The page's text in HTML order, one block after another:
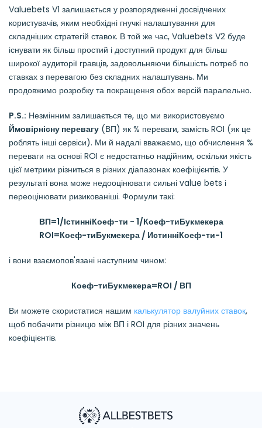
Valuebets V1 залишається у розпорядженні досвідчених
користувачів, яким необхідні гнучкі налаштування для
складніших стратегій ставок. В той же час, Valuebets V2 буде
існувати як більш простий і доступний продукт для більш
широкої аудиторії гравців, задовольняючи більшість потреб по
ставках з перевагою без складних налаштувань. Ми
продовжимо розробку та покращення обох версій паралельно.
P.S.: Незмінним залишається те, що ми використовуємо
Ймовірнісну перевагу (ВП) як % переваги, замість ROI (як це
роблять інші сервіси). Ми й надалі вважаємо, що обчислення %
переваги на основі ROI є недостатньо надійним, оскільки якість
цієї метрики різниться в різних діапазонах коефіцієнтів. У
результаті вона може недооцінювати сильні value bets і
переоцінювати ризикованіші. Формули такі:
ВП=1/ІстинніКоеф-ти - 1/Коеф-тиБукмекера
ROI=Коеф-тиБукмекера / ИстинніКоеф-ти-1
і вони взаємопов'язані наступним чином:
Коеф-тиБукмекера=ROI / ВП
Ви можете скористатися нашим калькулятор валуйних ставок,
щоб побачити різницю між ВП і ROI для різних значень
коефіцієнтів.